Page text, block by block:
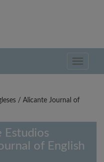
Toggle
/ Alicante Journal of
Estudios
of English